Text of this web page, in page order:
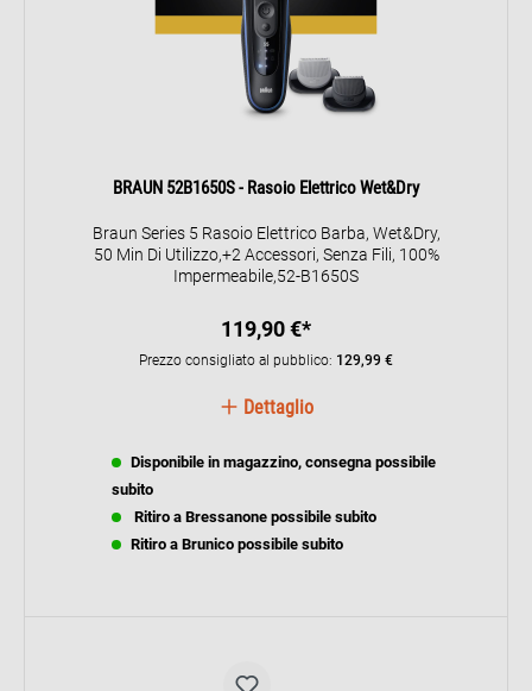
BRAUN 52B1650S - Rasoio Elettrico Wet&Dry
Braun Series 5 Rasoio Elettrico Barba, Wet&Dry,
50 Min Di Utilizzo,+2 Accessori, Senza Fili, 100%
Impermeabile,52-B1650S
119,90 €*
Prezzo consigliato al pubblico: 129,99 €
Dettaglio
Disponibile in magazzino, consegna possibile
subito
Ritiro a Bressanone possibile subito
Ritiro a Brunico possibile subito